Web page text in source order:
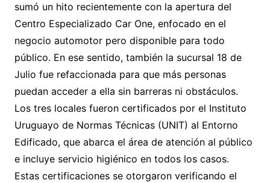
sumó un hito recientemente con la apertura del
Centro Especializado Car One, enfocado en el
negocio automotor pero disponible para todo
público. En ese sentido, también la sucursal 18 de
Julio fue refaccionada para que más personas
puedan acceder a ella sin barreras ni obstáculos.
Los tres locales fueron certificados por el Instituto
Uruguayo de Normas Técnicas (UNIT) al Entorno
Edificado, que abarca el área de atención al público
e incluye servicio higiénico en todos los casos.
Estas certificaciones se otorgaron verificando el